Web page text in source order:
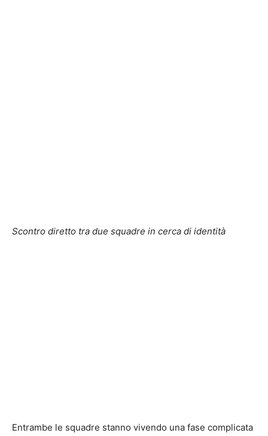
Scontro diretto tra due squadre in cerca di identità
Entrambe le squadre stanno vivendo una fase complicata